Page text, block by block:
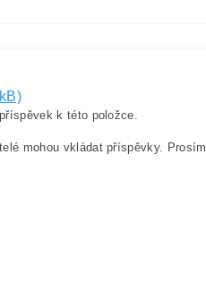
k této položce.
mohou vkládat příspěvky. Prosím